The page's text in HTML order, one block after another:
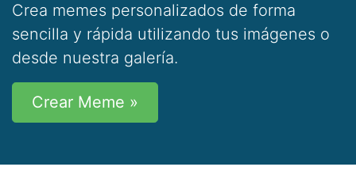
Crea memes personalizados de forma
sencilla y rápida utilizando tus imágenes o
desde nuestra galería.
Crear Meme »